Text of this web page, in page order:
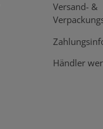
Versand- &
Händler